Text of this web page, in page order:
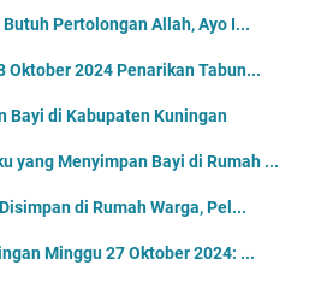
Pertolongan Allah, Ayo I...
Oktober 2024 Penarikan Tabun...
Bayi di Kabupaten Kuningan
yang Menyimpan Bayi di Rumah ...
di Rumah Warga, Pel...
Minggu 27 Oktober 2024: ...